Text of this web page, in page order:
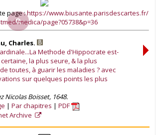
page :https://www.biusante.parisdescartes.fr/
medica/page?05738&p=36
Charles.
Methode d'Hippocrate est-
la plus seure, & la plus
toutes, à guarir les maladies ? avec
sur quelques points les plus
Nicolas Boisset, 1648.
Par chapitres
PDF
Archive